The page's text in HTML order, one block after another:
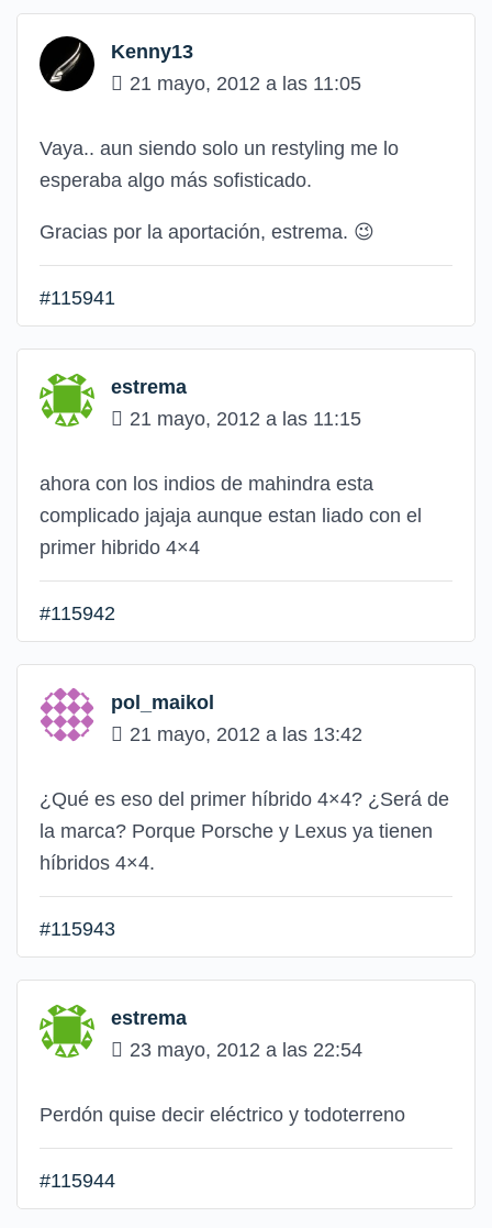
Kenny13
21 mayo, 2012 a las 11:05
Vaya.. aun siendo solo un restyling me lo
esperaba algo más sofisticado.
Gracias por la aportación, estrema. 😉
#115941
estrema
21 mayo, 2012 a las 11:15
ahora con los indios de mahindra esta
complicado jajaja aunque estan liado con el
primer hibrido 4×4
#115942
pol_maikol
21 mayo, 2012 a las 13:42
¿Qué es eso del primer híbrido 4×4? ¿Será de
la marca? Porque Porsche y Lexus ya tienen
híbridos 4×4.
#115943
estrema
23 mayo, 2012 a las 22:54
Perdón quise decir eléctrico y todoterreno
#115944